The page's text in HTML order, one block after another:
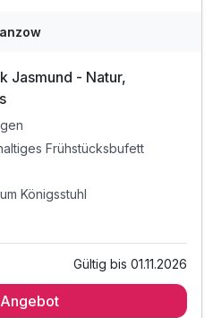
Jasmund - Natur,
Frühstücksbufett
Königsstuhl
Frühstücksbufett
Gültig bis 01.11.2026